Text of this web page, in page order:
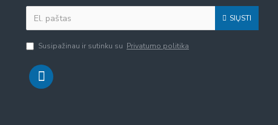
SIŲSTI
Susipažinau ir sutinku su Privatumo politika